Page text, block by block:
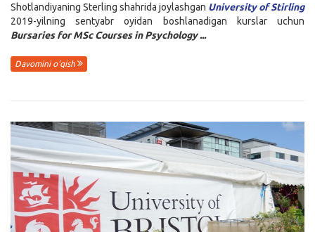
Shotlandiyaning Sterling shahrida joylashgan University of Stirling
2019-yilning sentyabr oyidan boshlanadigan kurslar uchun
Bursaries for MSc Courses in Psychology...
Davomini o'qish